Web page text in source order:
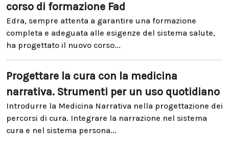
corso di formazione Fad
Edra, sempre attenta a garantire una formazione
completa e adeguata alle esigenze del sistema salute,
ha progettato il nuovo corso...
Progettare la cura con la medicina
narrativa. Strumenti per un uso quotidiano
Introdurre la Medicina Narrativa nella progettazione dei
percorsi di cura. Integrare la narrazione nel sistema
cura e nel sistema persona...